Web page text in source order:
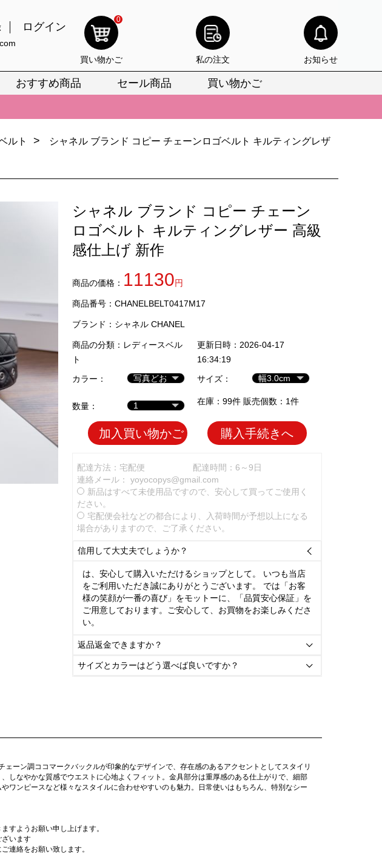
ログイン
0
買い物かご 私の注文 お知らせ
おすすめ商品 セール商品 買い物かご
の再現度を安心してお選びいただけます。
得な割引をご利用いただけます。
ルが登場。上質な仕上がりをお見逃しなく。
の再現度を安心してお選びいただけます。
ルが登場。上質な仕上がりをお見逃しなく。
ルト > シャネル ブランド コピー チェーンロゴベルト キルティングレザ
シャネル ブランド コピー チェーン
ロゴベルト キルティングレザー 高級
感仕上げ 新作
商品の価格： 11130円
商品番号：CHANELBELT0417M17
ブランド： シャネル CHANEL
商品の分類： レディースベル
ト
更新日時：2026-04-17
16:34:19
カラー：
サイズ：
数量： 在庫：99件 販売個数：1件
加入買い物かご 購入手続きへ
配達方法：宅配便
配達時間：6～9日
連絡メール： yoyocopys@gmail.com
新品はすべて未使用品ですので、安心して買ってご使用く
ださい。
宅配便会社などの都合により、入荷時間が予想以上になる
場合がありますので、ご了承ください。
信用して大丈夫でしょうか？ 
は、安心して購入いただけるショップとして。 いつも当店
をご利用いただき誠にありがとうございます。 では「お客
様の笑顔が一番の喜び」をモットーに、「品質安心保証」を
ご用意しております。ご安心して、お買物をお楽しみくださ
い。
返品返金できますか？ 
サイズとカラーはどう選べば良いですか？ 
ーン調ココマークバックルが印象的なデザインで、存在感のあるアクセントとしてスタイリ
しなやかな質感でウエストに心地よくフィット。金具部分は重厚感のある仕上がりで、細部
ワンピースなど様々なスタイルに合わせやすいのも魅力。日常使いはもちろん、特別なシー
すようお願い申し上げます。
います
連絡をお願い致します。